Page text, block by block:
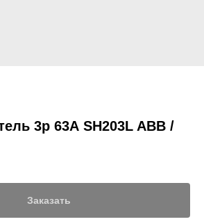
3р 63А SH203L ABB /
Заказать